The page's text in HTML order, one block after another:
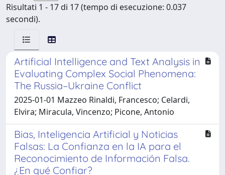
Risultati 1 - 17 di 17 (tempo di esecuzione: 0.037
secondi).
Artificial Intelligence and Text Analysis in
Evaluating Complex Social Phenomena:
The Russia–Ukraine Conflict
2025-01-01 Mazzeo Rinaldi, Francesco; Celardi,
Elvira; Miracula, Vincenzo; Picone, Antonio
Bias, Inteligencia Artificial y Noticias
Falsas: La Confianza en la IA para el
Reconocimiento de Información Falsa.
¿En qué Confiar?